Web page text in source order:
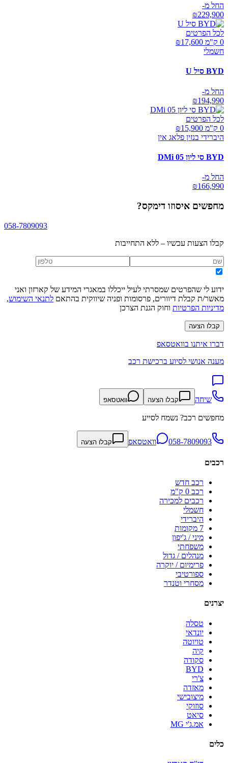
החל מ-
₪229,900
לכל הפרטים
0 ק"מ ₪
17,600
חשמלי
BYD סיל U
החל מ-
₪194,990
לכל הפרטים
0 ק"מ ₪
15,900
היברידי בנזין פלאג אין
BYD סי ליון 05 DMi
החל מ-
₪166,990
מחפשים איסוזו דימקס?
058-7809093
קבלו הצעות עכשיו – ללא התחייבות
ידוע לי שהפרטים שמסרתי לעיל ייכללו במאגרי המידע של קארזון ואני
מאשר/ת קבלת דיוורים, פרסומות ופניה שיווקית בהתאם לתנאי השימוש,
מדיניות הפרטיות וחוק הגנת הצרכן
קבלו הצעה
דברו איתנו בוואטסאפ
מענה אנושי לסיוע ברכישת רכב
שיחה קבלו הצעה וואטסאפ
מחפשים רכב? נשמח לסייע
058-7809093 וואטסאפ קבלו הצעה
רכבים
רכב חדש
רכב 0 ק"מ
רכבים למכירה
חשמלי
היברידי
7 מקומות
מיני / ג'יפון
משפחתי
מנהלים / גדול
פרימיום / יוקרה
ספורטיבי
מסחרי וטנדר
יצרנים
טסלה
יונדאי
טויוטה
קיה
סקודה
BYD
צ'רי
מאזדה
מיצובישי
סוזוקי
סיאט
אמ.ג'י MG
כלים